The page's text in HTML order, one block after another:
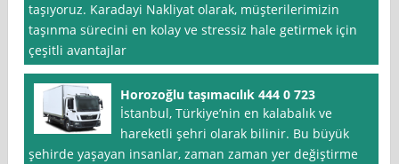
taşıyoruz. Karadayi Nakliyat olarak, müşterilerimizin
taşınma sürecini en kolay ve stressiz hale getirmek için
çeşitli avantajlar
Horozoğlu taşımacılık 444 0 723
İstanbul, Türkiye’nin en kalabalık ve
hareketli şehri olarak bilinir. Bu büyük
şehirde yaşayan insanlar, zaman zaman yer değiştirme